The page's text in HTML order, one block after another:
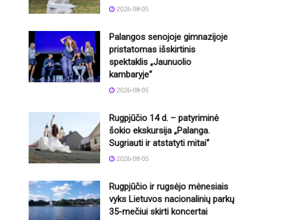
2026-08-05
Palangos senojoje gimnazijoje
pristatomas išskirtinis
spektaklis „Jaunuolio
kambaryje“
2026-08-05
Rugpjūčio 14 d. – patyriminė
šokio ekskursija „Palanga.
Sugriauti ir atstatyti mitai“
2026-08-05
Rugpjūčio ir rugsėjo mėnesiais
vyks Lietuvos nacionalinių parkų
35-mečiui skirti koncertai